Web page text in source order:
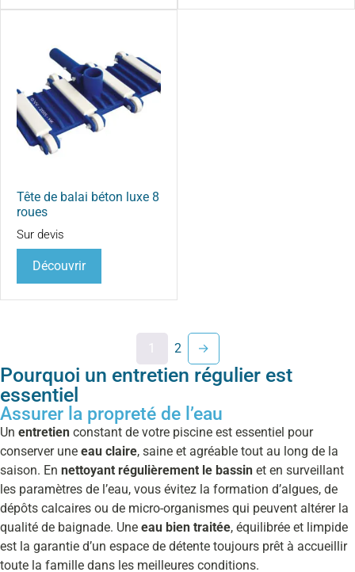
Tête de balai béton luxe 8
roues
Sur devis
Découvrir
1 2 →
Pourquoi un entretien régulier est
essentiel
Assurer la propreté de l’eau
Un entretien constant de votre piscine est essentiel pour
conserver une eau claire, saine et agréable tout au long de la
saison. En nettoyant régulièrement le bassin et en surveillant
les paramètres de l’eau, vous évitez la formation d’algues, de
dépôts calcaires ou de micro-organismes qui peuvent altérer la
qualité de baignade. Une eau bien traitée, équilibrée et limpide
est la garantie d’un espace de détente toujours prêt à accueillir
toute la famille dans les meilleures conditions.